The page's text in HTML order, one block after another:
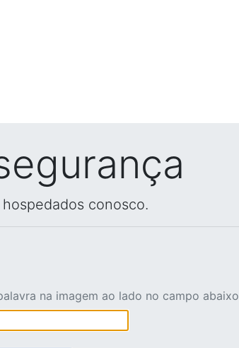
conosco.
na imagem ao lado no campo abaixo